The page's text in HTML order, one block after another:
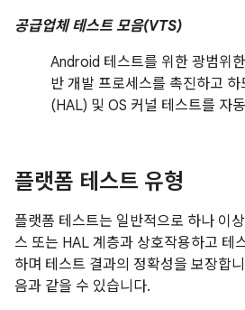
공급업체 테스트 모음(VTS)
Android 테스트를 위한 광범위
반 개발 프로세스를 촉진하고
(HAL) 및 OS 커널 테스트를 자
플랫폼 테스트 유형
플랫폼 테스트는 일반적으로 하나 이
스 또는 HAL 계층과 상호작용하고 테
하며 테스트 결과의 정확성을 보장합
음과 같을 수 있습니다.